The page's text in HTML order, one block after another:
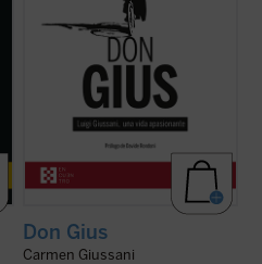
Don Gius
Carmen Giussani